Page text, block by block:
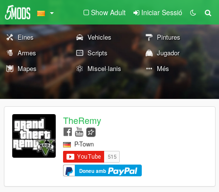
Show Adult Iniciar Sessió
Eines Vehicles
Pintures
Armes
Scripts
Jugador
Mapes
Miscel·lanis Més
TheRemy
P-Town
Doneu amb